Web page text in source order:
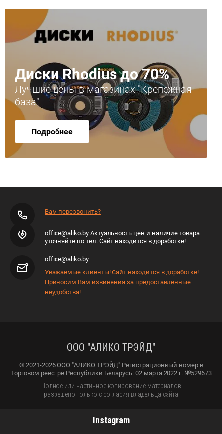
Диски Rhodius до 70%
Лучшие цены в магазинах "Крепежная
база"
Подробнее
Вам перезвонить?
office@aliko.by Актуальность цен и наличие товара
уточняйте по тел. Сайт находится в доработке!
office@aliko.by
Уважаемые клиенты! Сайт находится в доработке!
Приносим Вам извинения за предоставленные
неудобства!
ООО "АЛИКО ТРЭЙД"
© 2021-2026 ООО "АЛИКО ТРЭЙД" Регистрационный номер в
Торговом реестре Республики Беларусь: 02 марта 2022 г. №529673
Полное или частичное копирование материалов
разрешено только с согласия владельца сайта
Instagram